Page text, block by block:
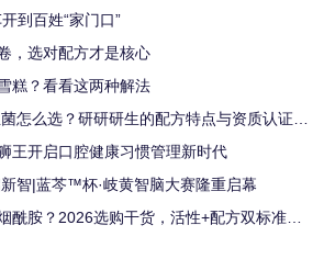
到百姓“家门口”
，选对配方才是核心
糕？看看这两种解法
怎么选？研研研生的配方特点与资质认证解
王开启口腔健康习惯管理新时代
智|蓝芩™杯·岐黄智脑大赛隆重启幕
酰胺？2026选购干货，活性+配方双标准筛